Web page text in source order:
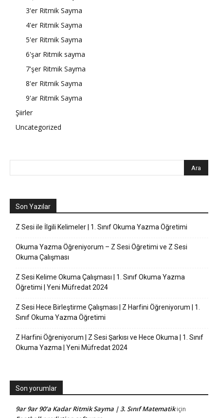
3'er Ritmik Sayma
4'er Ritmik Sayma
5'er Ritmik Sayma
6'şar Ritmik sayma
7'şer Ritmik Sayma
8'er Ritmik Sayma
9'ar Ritmik Sayma
Şiirler
Uncategorized
Son Yazılar
Z Sesi ile İlgili Kelimeler | 1. Sınıf Okuma Yazma Öğretimi
Okuma Yazma Öğreniyorum – Z Sesi Öğretimi ve Z Sesi
Okuma Çalışması
Z Sesi Kelime Okuma Çalışması | 1. Sınıf Okuma Yazma
Öğretimi | Yeni Müfredat 2024
Z Sesi Hece Birleştirme Çalışması | Z Harfini Öğreniyorum | 1.
Sınıf Okuma Yazma Öğretimi
Z Harfini Öğreniyorum | Z Sesi Şarkısı ve Hece Okuma | 1. Sınıf
Okuma Yazma | Yeni Müfredat 2024
Son yorumlar
9ar 9ar 90’a Kadar Ritmik Sayma | 3. Sınıf Matematikiçin